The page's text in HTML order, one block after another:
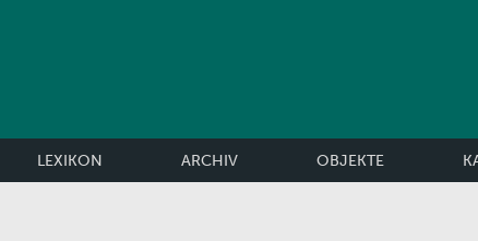
LEXIKON ARCHIV OBJEKTE